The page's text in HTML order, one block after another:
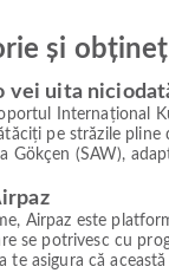
și
vei uita
Internațional
pe străzile
(SAW),
Airpaz este
se potrivesc cu
asigura că